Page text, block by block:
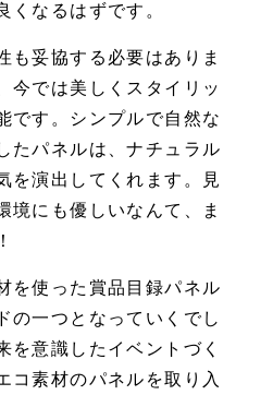
くなるはずです。
も妥協する必要はありま
今では美しくスタイリッ
です。シンプルで自然な
たパネルは、ナチュラル
を演出してくれます。見
境にも優しいなんて、ま
を使った賞品目録パネル
の一つとなっていくでし
を意識したイベントづく
コ素材のパネルを取り入